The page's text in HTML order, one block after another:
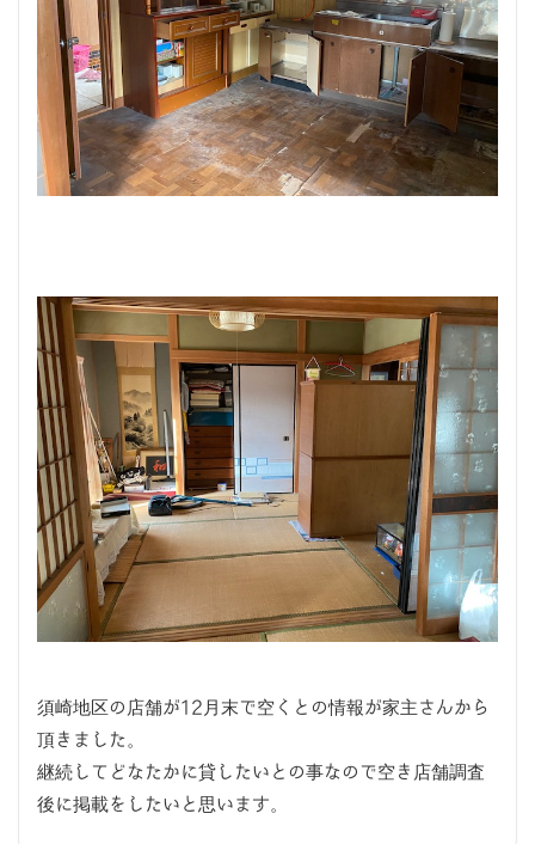
須崎地区の店舗が12月末で空くとの情報が家主さんから
頂きました。
継続してどなたかに貸したいとの事なので空き店舗調査
後に掲載をしたいと思います。